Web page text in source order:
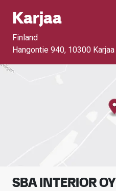
Karjaa
Finland
Hangontie 940, 10300 Karjaa
SBA INTERIOR OY